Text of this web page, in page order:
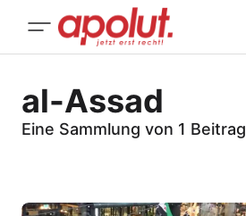
al-Assad
Eine Sammlung von 1 Beitrag